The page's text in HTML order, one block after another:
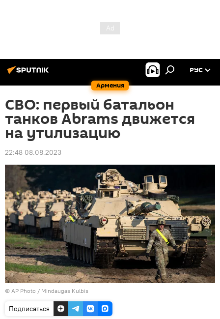
Армения
РУС
СВО: первый батальон
танков Abrams движется
на утилизацию
22:48 08.08.2023
© AP Photo / Mindaugas Kulbis
Подписаться